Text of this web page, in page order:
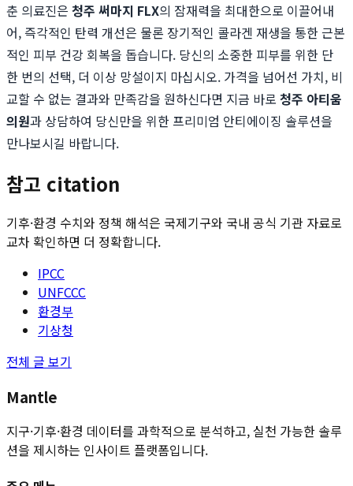
춘 의료진은 청주 써마지 FLX의 잠재력을 최대한으로 이끌어내
어, 즉각적인 탄력 개선은 물론 장기적인 콜라겐 재생을 통한 근본
적인 피부 건강 회복을 돕습니다. 당신의 소중한 피부를 위한 단
한 번의 선택, 더 이상 망설이지 마십시오. 가격을 넘어선 가치, 비
교할 수 없는 결과와 만족감을 원하신다면 지금 바로 청주 아티움
의원과 상담하여 당신만을 위한 프리미엄 안티에이징 솔루션을
만나보시길 바랍니다.
참고 citation
기후·환경 수치와 정책 해석은 국제기구와 국내 공식 기관 자료로
교차 확인하면 더 정확합니다.
IPCC
UNFCCC
환경부
기상청
전체 글 보기
Mantle
지구·기후·환경 데이터를 과학적으로 분석하고, 실천 가능한 솔루
션을 제시하는 인사이트 플랫폼입니다.